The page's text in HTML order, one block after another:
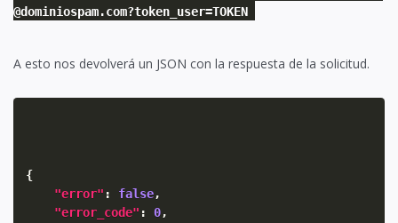
@dominiospam.com?token_user=TOKEN
A esto nos devolverá un JSON con la respuesta de la solicitud.
{
"error" : false,
"error_code" : 0,